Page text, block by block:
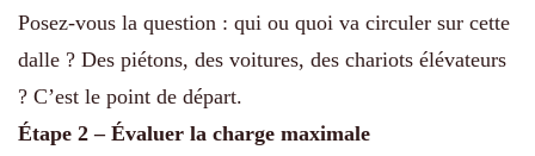
Posez-vous la question : qui ou quoi va circuler sur cette
dalle ? Des piétons, des voitures, des chariots élévateurs
? C’est le point de départ.
Étape 2 – Évaluer la charge maximale